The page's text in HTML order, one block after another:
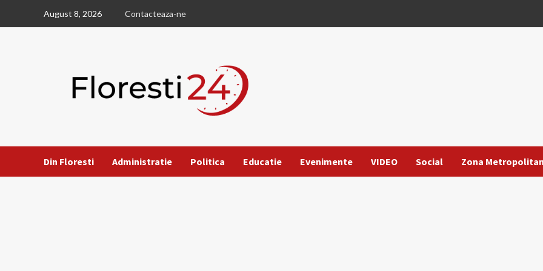
August 8, 2026 Contacteaza-ne
Din Floresti Administratie Politica Educatie Evenimente VIDEO Social Zona